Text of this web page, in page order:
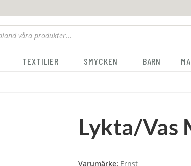
TEXTILIER SMYCKEN BARN
Lykta/Vas
Varumärke: Ernst